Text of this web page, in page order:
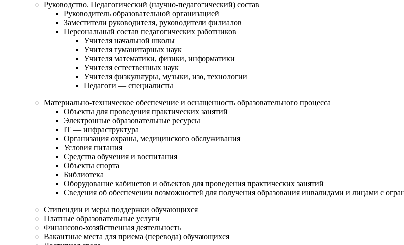
Руководство. Педагогический (научно-педагогический) состав
Руководитель образовательной организацией
Заместители руководителя, руководители филиалов
Персональный состав педагогических работников
Учителя начальной школы
Учителя гуманитарных наук
Учителя математики, физики, информатики
Учителя естественных наук
Учителя физкультуры, музыки, изо, технологии
Педагоги — специалисты
Материально-техническое обеспечение и оснащенность образовательного процесса
Объекты для проведения практических занятий
Электронные образовательные ресурсы
IT — инфраструктура
Организация охраны, медицинского обслуживания
Условия питания
Средства обучения и воспитания
Объекты спорта
Библиотека
Оборудование кабинетов и объектов для проведения практических занятий
Сведения об обеспечении возможностей для получения образования инвалидами и лицами с
Стипендии и меры поддержки обучающихся
Платные образовательные услуги
Финансово-хозяйственная деятельность
Вакантные места для приема (перевода) обучающихся